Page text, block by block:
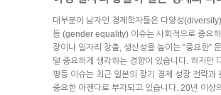
대부분이 남자인 경제학자들은 다양성
등 (gender equality) 이슈는 사회적으로 중요
장이나 일자리 창출, 생산성을 높이는 “중요한”
덜 중요하게 생각하는 경향이 있습니다. 하지만
평등 이슈는 최근 일본의 장기 경제 성장 전략과
중요한 아젠다로 부각되고 있습니다. 20년 이상